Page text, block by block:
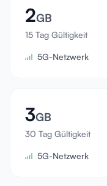
Support
Gerätekompatibilität
Anmelden
2GB
15 Tag Gültigkeit
5G-Netzwerk
3GB
30 Tag Gültigkeit
5G-Netzwerk